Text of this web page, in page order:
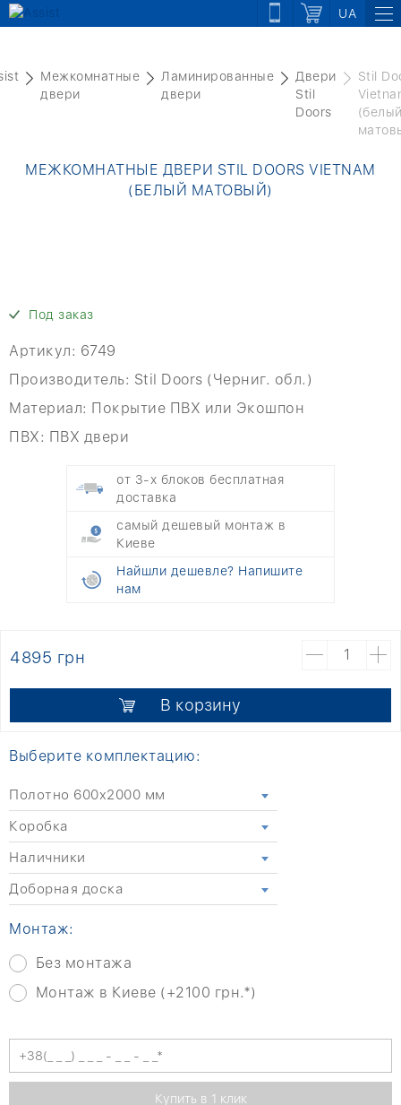
UA
Межкомнатные
двери
Ламинированные
двери
Двери
Stil
Doors
Stil
МЕЖКОМНАТНЫЕ ДВЕРИ STIL DOORS VIETNAM
(БЕЛЫЙ МАТОВЫЙ)
Под заказ
Артикул: 6749
Производитель: Stil Doors (Черниг. обл.)
Материал: Покрытие ПВХ или Экошпон
ПВХ: ПВХ двери
от 3-х блоков бесплатная
доставка
самый дешевый монтаж в
Киеве
Найшли дешевле? Напишите
нам
4895 грн
В корзину
Выберите комплектацию:
Полотно 600x2000 мм
Коробка
Наличники
Доборная доска
Монтаж:
Без монтажа
Монтаж в Киеве (+2100 грн.*)